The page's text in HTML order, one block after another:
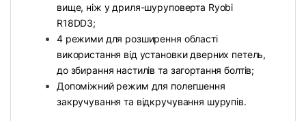
вище, ніж у дриля-шуруповерта Ryobi
R18DD3;
4 режими для розширення області
використання від установки дверних петель,
до збирання настилів та загортання болтів;
Допоміжний режим для полегшення
закручування та відкручування шурупів.